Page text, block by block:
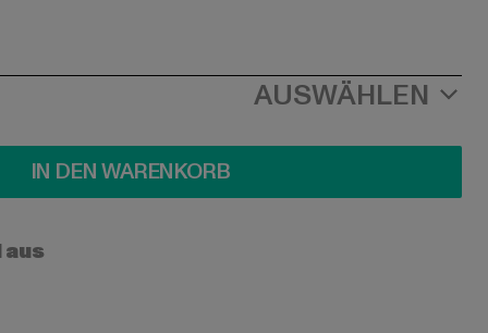
AUSWÄHLEN
IN DEN WARENKORB